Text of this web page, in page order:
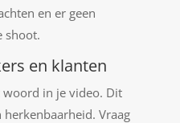
en er geen
shoot.
en klanten
woord in je video. Dit
Vraag